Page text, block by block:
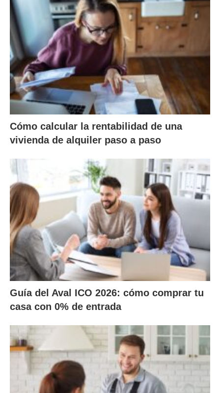
Cómo calcular la rentabilidad de una
vivienda de alquiler paso a paso
Guía del Aval ICO 2026: cómo comprar tu
casa con 0% de entrada